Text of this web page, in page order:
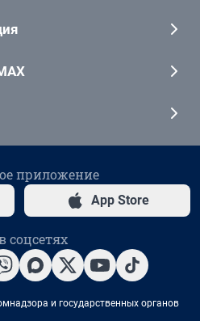
приложение
App Store
соцсетях
и государственных органов